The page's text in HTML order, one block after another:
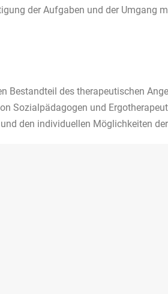
der Aufgaben und der Umgang
des therapeutischen
Sozialpädagogen und
den individuellen Möglichkeiten